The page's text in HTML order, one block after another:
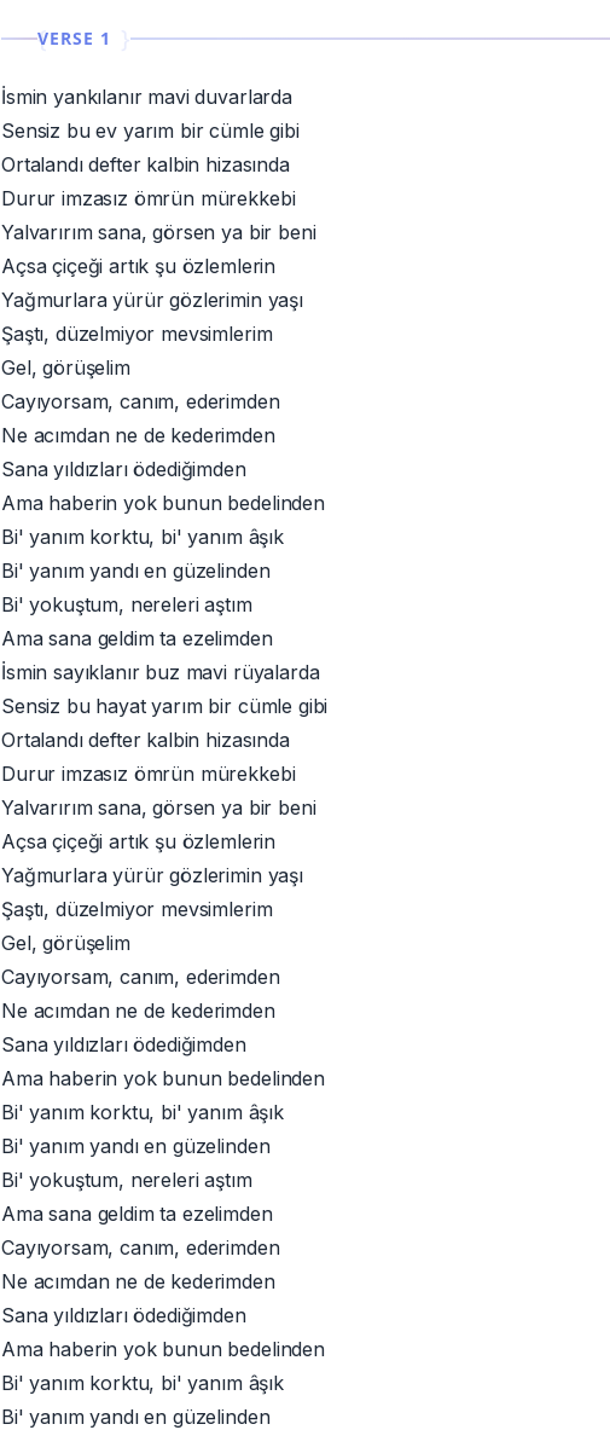
VERSE 1
İsmin yankılanır mavi duvarlarda
Sensiz bu ev yarım bir cümle gibi
Ortalandı defter kalbin hizasında
Durur imzasız ömrün mürekkebi
Yalvarırım sana, görsen ya bir beni
Açsa çiçeği artık şu özlemlerin
Yağmurlara yürür gözlerimin yaşı
Şaştı, düzelmiyor mevsimlerim
Gel, görüşelim
Cayıyorsam, canım, ederimden
Ne acımdan ne de kederimden
Sana yıldızları ödediğimden
Ama haberin yok bunun bedelinden
Bi' yanım korktu, bi' yanım âşık
Bi' yanım yandı en güzelinden
Bi' yokuştum, nereleri aştım
Ama sana geldim ta ezelimden
İsmin sayıklanır buz mavi rüyalarda
Sensiz bu hayat yarım bir cümle gibi
Ortalandı defter kalbin hizasında
Durur imzasız ömrün mürekkebi
Yalvarırım sana, görsen ya bir beni
Açsa çiçeği artık şu özlemlerin
Yağmurlara yürür gözlerimin yaşı
Şaştı, düzelmiyor mevsimlerim
Gel, görüşelim
Cayıyorsam, canım, ederimden
Ne acımdan ne de kederimden
Sana yıldızları ödediğimden
Ama haberin yok bunun bedelinden
Bi' yanım korktu, bi' yanım âşık
Bi' yanım yandı en güzelinden
Bi' yokuştum, nereleri aştım
Ama sana geldim ta ezelimden
Cayıyorsam, canım, ederimden
Ne acımdan ne de kederimden
Sana yıldızları ödediğimden
Ama haberin yok bunun bedelinden
Bi' yanım korktu, bi' yanım âşık
Bi' yanım yandı en güzelinden